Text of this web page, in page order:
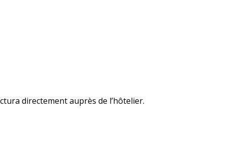
directement auprès de l’hôtelier.